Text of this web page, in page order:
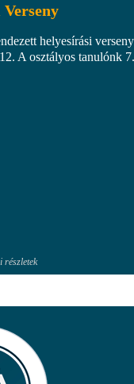
helyesírási verseny
A osztályos tanulónk 7.
részletek